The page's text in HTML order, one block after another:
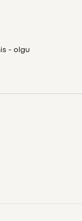
- olgu